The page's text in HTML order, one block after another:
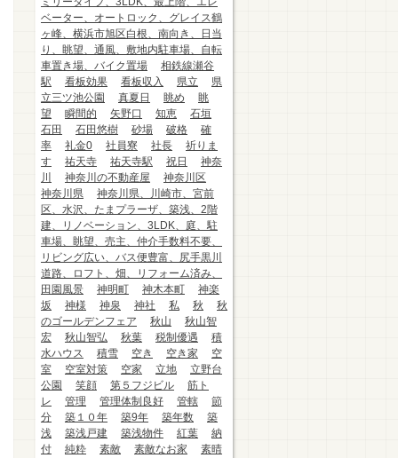
ベーター、オートロック、グレイス鶴
ヶ峰、横浜市旭区白根、南向き、日当
り、眺望、通風、敷地内駐車場、自転
車置き場、バイク置場
相鉄線瀬谷
駅
看板効果 看板収入 県立
県
立三ツ池公園
真夏日 眺め
眺
望
瞬間的 矢野口 知恵
石垣
石田
石田悠樹 砂場 破格
確
率
礼金0 社員寮 社長
祈りま
す
祐天寺 祐天寺駅 祝日
神奈
川
神奈川の不動産屋
神奈川区
神奈川県
神奈川県、川崎市、宮前
区、水沢、たまプラーザ、築浅、2階
建、リノベーション、3LDK、庭、駐
車場、眺望、売主、仲介手数料不要、
リビング広い、バス便豊富、尻手黒川
道路、ロフト、畑、リフォーム済み、
田園風景
神明町 神木本町
神楽
坂
神様 神泉 神社 私 秋
秋
のゴールデンフェア
秋山
秋山智
宏
秋山智弘 秋葉 税制優遇
積
水ハウス
積雪 空き 空き家
空
室
空室対策 空家 立地
立野台
公園
笑顔 第５フジビル
筋ト
レ
管理 管理体制良好 管轄
節
分
築１０年 築9年 築年数
築
浅
築浅戸建 築浅物件 紅葉
納
付
純粋 素敵 素敵なお家
素晴